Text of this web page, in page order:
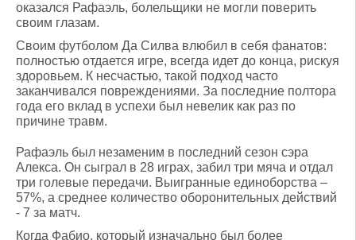
оказался Рафаэль, болельщики не могли поверить
своим глазам.
Своим футболом Да Силва влюбил в себя фанатов:
полностью отдается игре, всегда идет до конца, рискуя
здоровьем. К несчастью, такой подход часто
заканчивался повреждениями. За последние полтора
года его вклад в успехи был невелик как раз по
причине травм.
Рафаэль был незаменим в последний сезон сэра
Алекса. Он сыграл в 28 играх, забил три мяча и отдал
три голевые передачи. Выигранные единоборства –
57%, а среднее количество оборонительных действий
- 7 за матч.
Когда Фабио, который изначально был более